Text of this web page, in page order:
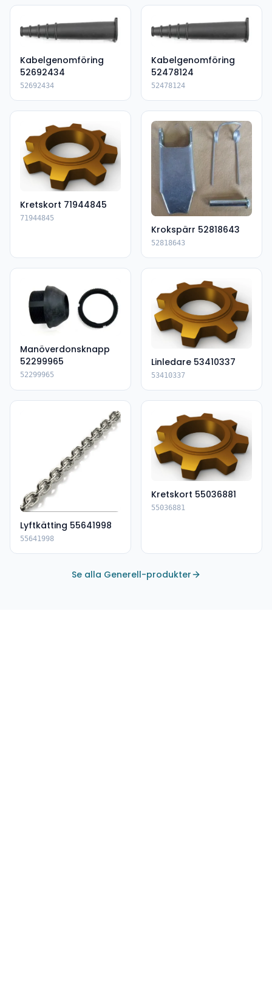
Kabelgenomföring
52692434
52692434
Kabelgenomföring
52478124
52478124
Kretskort 71944845
71944845
Krokspärr 52818643
52818643
Manöverdonsknapp
52299965
52299965
Linledare 53410337
53410337
Lyftkätting 55641998
55641998
Kretskort 55036881
55036881
Se alla Generell-produkter